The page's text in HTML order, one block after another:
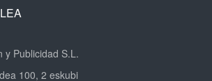
y Publicidad S.L.
100, 2 eskubi